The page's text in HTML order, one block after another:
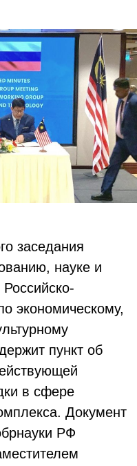
заседания
науке и
экономическому,
пункт об
в сфере
Документ
РФ